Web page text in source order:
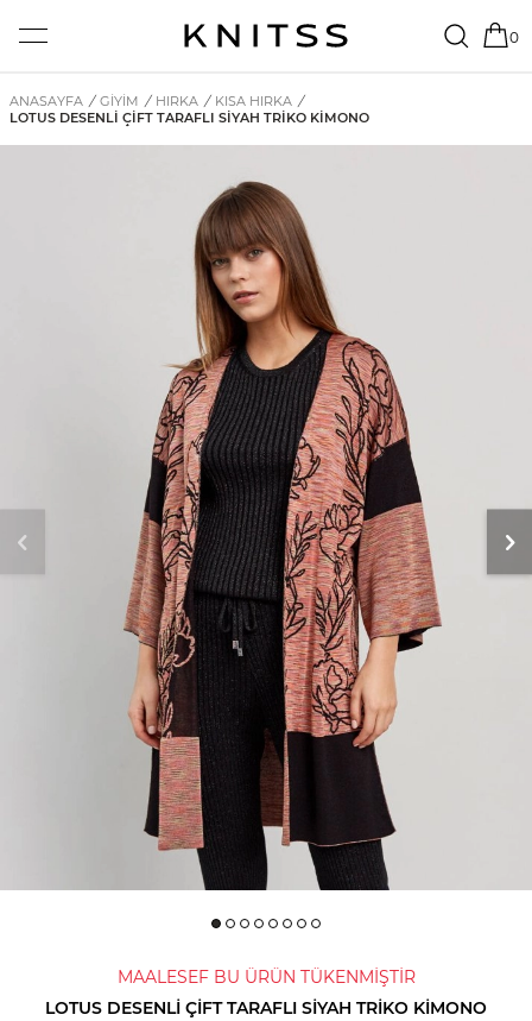
0
ANASAYFA / GİYİM / HIRKA / KISA HIRKA /
LOTUS DESENLI ÇIFT TARAFLI SIYAH TRIKO KIMONO
MAALESEF BU ÜRÜN TÜKENMİŞTİR
LOTUS DESENLI ÇIFT TARAFLI SIYAH TRIKO KIMONO